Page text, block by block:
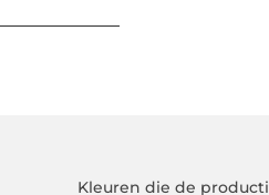
Kleuren die de